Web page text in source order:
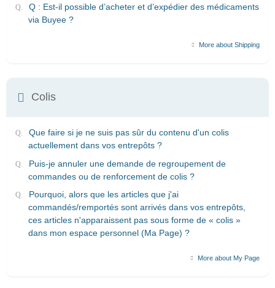
Q : Est-il possible d’acheter et d’expédier des médicaments
via Buyee ?
More about Shipping
Colis
Que faire si je ne suis pas sûr du contenu d'un colis
actuellement dans vos entrepôts ?
Puis-je annuler une demande de regroupement de
commandes ou de renforcement de colis ?
Pourquoi, alors que les articles que j'ai
commandés/remportés sont arrivés dans vos entrepôts,
ces articles n'apparaissent pas sous forme de « colis »
dans mon espace personnel (Ma Page) ?
More about My Page